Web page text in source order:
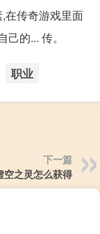
在传奇游戏里面
的... 传。
职业
下一篇
空之灵怎么获得